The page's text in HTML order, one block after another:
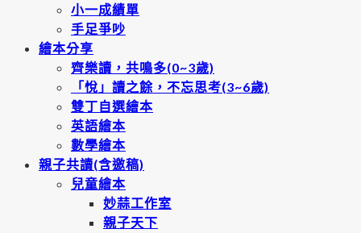
小一成績單
手足爭吵
繪本分享
齊樂讀，共鳴多(0~3歲)
「悅」讀之餘，不忘思考(3~6歲)
雙丁自選繪本
英語繪本
數學繪本
親子共讀(含邀稿)
兒童繪本
妙蒜工作室
親子天下